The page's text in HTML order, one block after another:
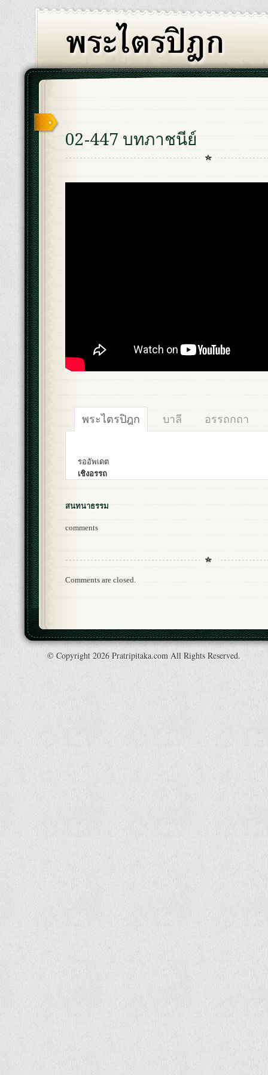
02-447 บทภาชนีย์
พระไตรปิฎก บาลี อรรถกถา
รออัพเดต
เชิงอรรถ
สนทนาธรรม
comments
Comments are closed.
© Copyright 2026 Pratripitaka.com All Rights Reserved.